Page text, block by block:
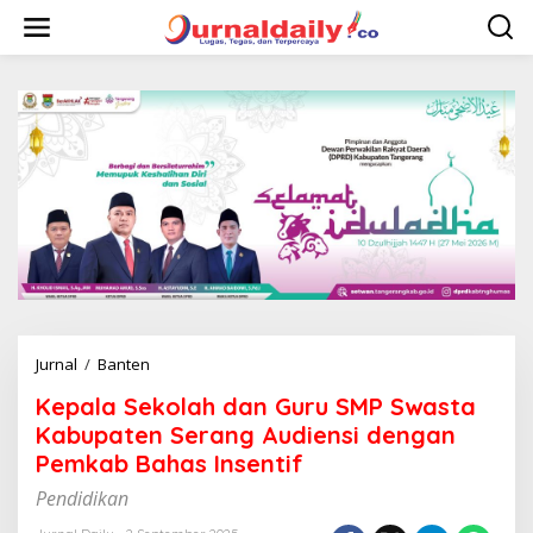
w
Jurnal / Banten
p
a
l
a
Kepala Sekolah dan Guru SMP Swasta
Kabupaten Serang Audiensi dengan
Pemkab Bahas Insentif
Pendidikan